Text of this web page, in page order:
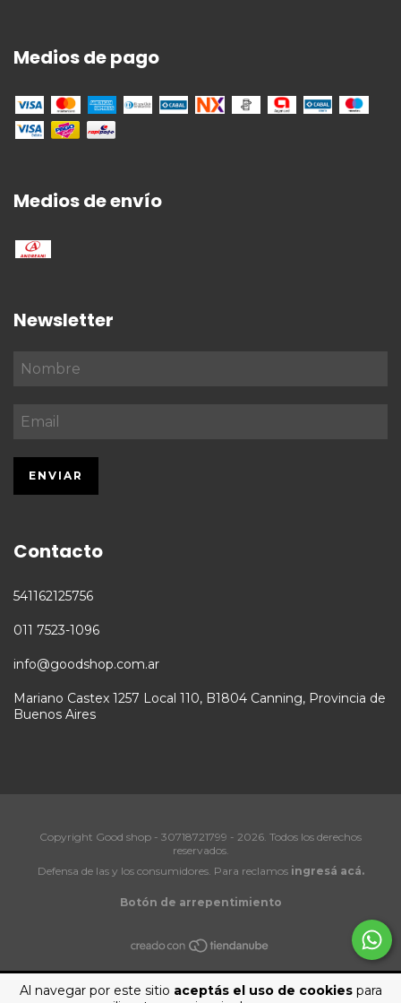
Al navegar por este sitio aceptás el uso de cookiespara
Medios de pago
Medios de envío
Newsletter
Contacto
541162125756
011 7523-1096
info@goodshop.com.ar
Mariano Castex 1257 Local 110, B1804 Canning, Provincia de
Buenos Aires
Copyright Good shop - 30718721799 - 2026. Todos los derechos
reservados.
Defensa de las y los consumidores. Para reclamos ingresá acá.
Botón de arrepentimiento